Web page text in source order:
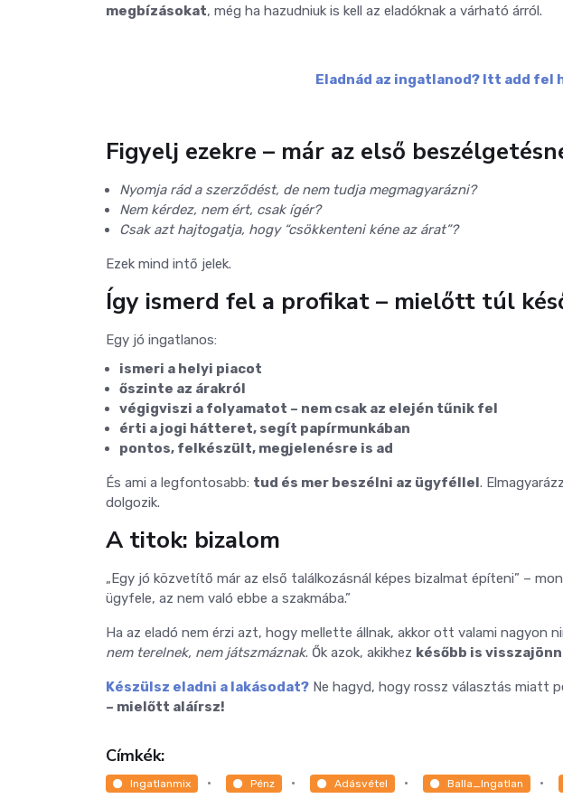
megbízásokat, még ha hazudniuk is kell az eladóknak a várható árról.
Eladnád az ingatlanod? Itt add fel
Figyelj ezekre – már az első
Nyomja rád a szerződést, de nem tudja megmagyarázni?
Nem kérdez, nem ért, csak ígér?
Csak azt hajtogatja, hogy “csökkenteni kéne az árat”?
Ezek mind intő jelek.
Így ismerd fel a profikat – mielőtt túl
Egy jó ingatlanos:
ismeri a helyi piacot
őszinte az árakról
végigviszi a folyamatot – nem csak az elején tűnik fel
érti a jogi hátteret, segít papírmunkában
pontos, felkészült, megjelenésre is ad
És ami a legfontosabb: tud és mer beszélni az ügyféllel.
dolgozik.
A titok: bizalom
„Egy jó közvetítő már az első találkozásnál képes bizalmat építeni” –
ügyfele, az nem való ebbe a szakmába.”
Ha az eladó nem érzi azt, hogy mellette állnak, akkor ott valami nagyon
nem terelnek, nem játszmáznak. Ők azok, akikhez később is
Készülsz eladni a lakásodat? Ne hagyd, hogy rossz választás miatt
– mielőtt aláírsz!
Címkék:
Ingatlanmix Pénz Adásvétel Balla_Ingatlan